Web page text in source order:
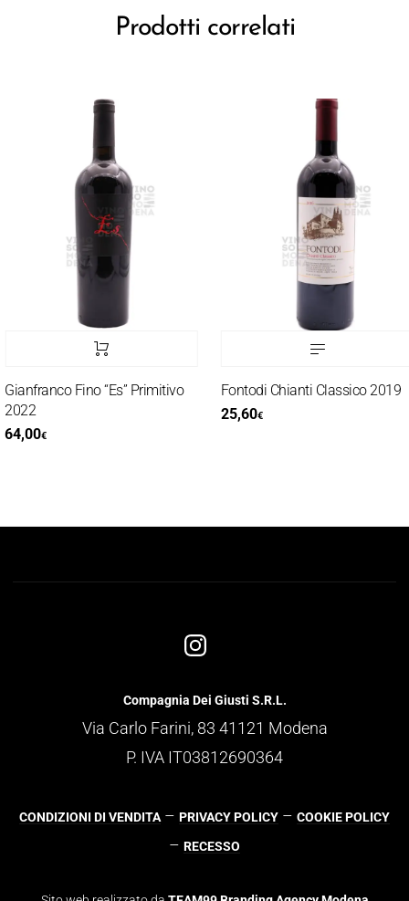
Prodotti correlati
Fino “Es” Primitivo
€
Fontodi Chianti Classico 2019
25,60€
Compagnia Dei Giusti S.R.L.
Via Carlo Farini, 83 41121 Modena
P. IVA IT03812690364
CONDIZIONI DI VENDITA – PRIVACY POLICY – COOKIE POLICY
– RECESSO